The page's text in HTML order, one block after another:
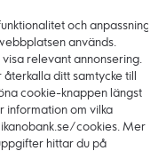
och anpassning.
används.
relevant annonsering.
återkalla ditt samtycke till
cookie-knappen längst
information om vilka
cookies. Mer
hittar du på